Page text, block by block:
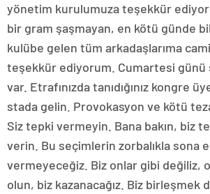
yönetim kurulumuza teşekkür
bir gram şaşmayan, en kötü günde
kulübe gelen tüm arkadaşlarıma
teşekkür ediyorum. Cumartesi günü
var. Etrafınızda tanıdığınız kongre
stada gelin. Provokasyon ve kötü
Siz tepki vermeyin. Bana bakın, biz
verin. Bu seçimlerin zorbalıkla sona
vermeyeceğiz. Biz onlar gibi değiliz,
olun, biz kazanacağız. Biz birleşmek